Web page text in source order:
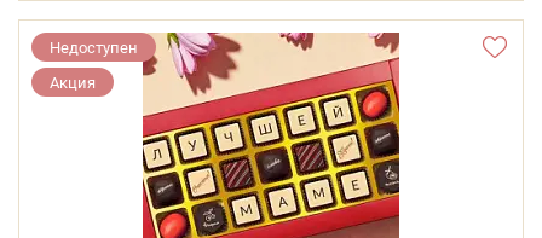
Недоступен
Акция